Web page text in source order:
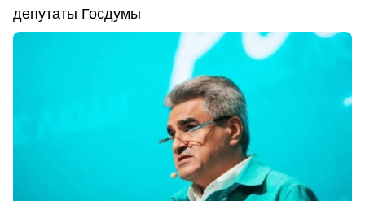
депутаты Госдумы